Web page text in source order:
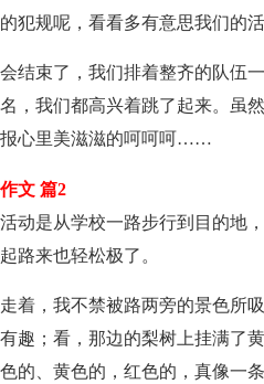
犯规呢，看看多有意思我们
结束了，我们排着整齐的队伍
，我们都高兴着跳了起来。虽
心里美滋滋的呵呵呵……
文 篇2
动是从学校一路步行到目的地
路来也轻松极了。
着，我不禁被路两旁的景色所
趣；看，那边的梨树上挂满了
的、黄色的，红色的，真像一